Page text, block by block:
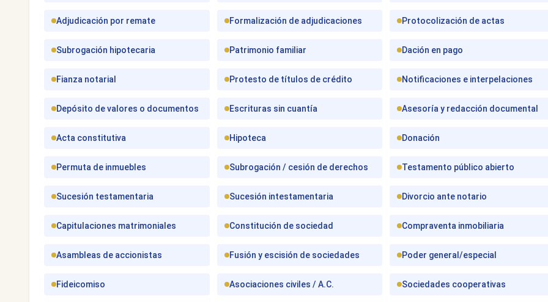
Adjudicación por remate Formalización de adjudicaciones Protocolización de actas
Subrogación hipotecaria Patrimonio familiar Dación en pago
Fianza notarial Protesto de títulos de crédito Notificaciones e interpelaciones
Depósito de valores o documentos Escrituras sin cuantía Asesoría y redacción documental
Acta constitutiva Hipoteca Donación
Permuta de inmuebles Subrogación / cesión de derechos Testamento público abierto
Sucesión testamentaria Sucesión intestamentaria Divorcio ante notario
Capitulaciones matrimoniales Constitución de sociedad Compraventa inmobiliaria
Asambleas de accionistas Fusión y escisión de sociedades Poder general/especial
Fideicomiso Asociaciones civiles / A.C. Sociedades cooperativas